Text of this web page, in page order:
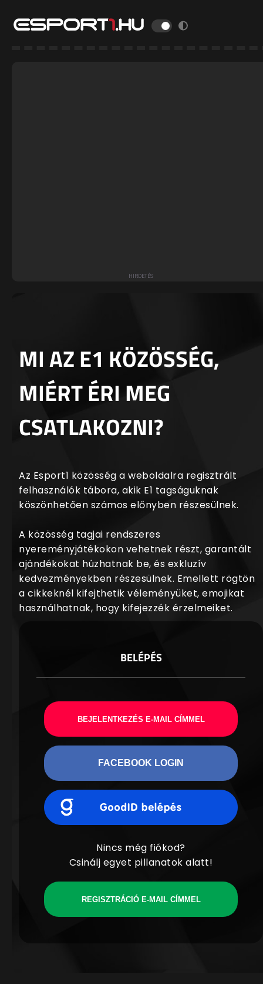
MI AZ E1 KÖZÖSSÉG,
MIÉRT ÉRI MEG
CSATLAKOZNI?
Az Esport1 közösség a weboldalra regisztrált
felhasználók tábora, akik E1 tagságuknak
köszönhetően számos előnyben részesülnek.
A közösség tagjai rendszeres
nyereményjátékokon vehetnek részt, garantált
ajándékokat húzhatnak be, és exkluzív
kedvezményekben részesülnek. Emellett rögtön
a cikkeknél kifejthetik véleményüket, emojikat
használhatnak, hogy kifejezzék érzelmeiket.
BELÉPÉS
BEJELENTKEZÉS E-MAIL CÍMMEL
FACEBOOK LOGIN
Nincs még fiókod?
Csinálj egyet pillanatok alatt!
REGISZTRÁCIÓ E-MAIL CÍMMEL